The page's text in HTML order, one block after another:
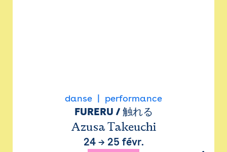
danse performance
FURERU / 触れる
Azusa Takeuchi
24→ 25 févr.